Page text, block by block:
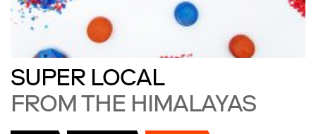
SUPER LOCAL
FROM THE HIMALAYAS